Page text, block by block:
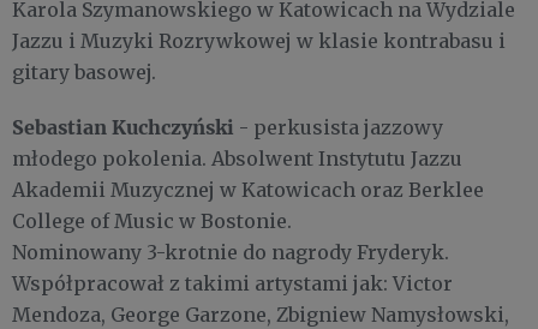
Karola Szymanowskiego w Katowicach na Wydziale
Jazzu i Muzyki Rozrywkowej w klasie kontrabasu i
gitary basowej.
Sebastian Kuchczyński - perkusista jazzowy
młodego pokolenia. Absolwent Instytutu Jazzu
Akademii Muzycznej w Katowicach oraz Berklee
College of Music w Bostonie.
Nominowany 3-krotnie do nagrody Fryderyk.
Współpracował z takimi artystami jak: Victor
Mendoza, George Garzone, Zbigniew Namysłowski,